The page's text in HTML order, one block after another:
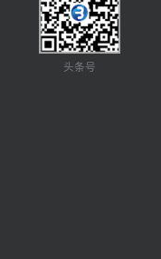
头条号